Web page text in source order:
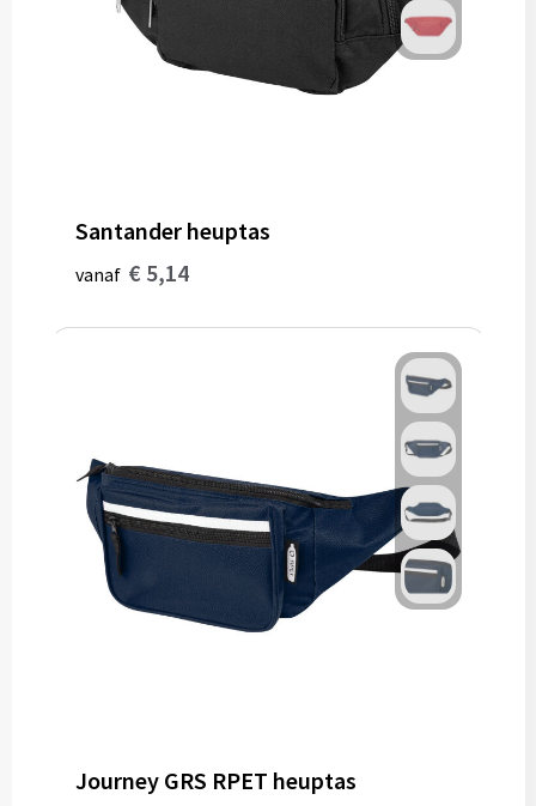
Santander heuptas
vanaf € 5,14
Journey GRS RPET heuptas